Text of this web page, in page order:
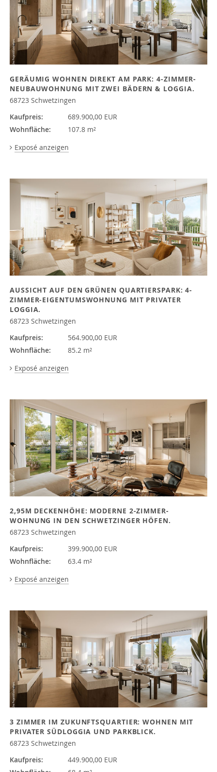
GERÄUMIG WOHNEN DIREKT AM PARK: 4-ZIMMER-
NEUBAUWOHNUNG MIT ZWEI BÄDERN & LOGGIA.
68723 Schwetzingen
Kaufpreis:
689.900,00 EUR
Wohnfläche:
107.8 m²
Exposé anzeigen
AUSSICHT AUF DEN GRÜNEN QUARTIERSPARK: 4-
ZIMMER-EIGENTUMSWOHNUNG MIT PRIVATER
LOGGIA.
68723 Schwetzingen
Kaufpreis:
564.900,00 EUR
Wohnfläche:
85.2 m²
Exposé anzeigen
2,95M DECKENHÖHE: MODERNE 2-ZIMMER-
WOHNUNG IN DEN SCHWETZINGER HÖFEN.
68723 Schwetzingen
Kaufpreis:
399.900,00 EUR
Wohnfläche:
63.4 m²
Exposé anzeigen
3 ZIMMER IM ZUKUNFTSQUARTIER: WOHNEN MIT
PRIVATER SÜDLOGGIA UND PARKBLICK.
68723 Schwetzingen
Kaufpreis:
449.900,00 EUR